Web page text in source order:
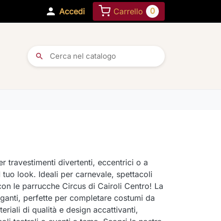
 Accedi Carrello 0
search
travestimenti divertenti, eccentrici o a
look. Ideali per carnevale, spettacoli
le parrucche Circus di Cairoli Centro! La
perfette per completare costumi da
di qualità e design accattivanti,